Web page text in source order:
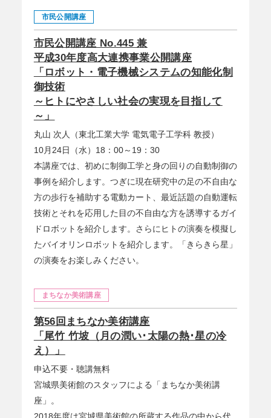
市民公開講座
市民公開講座 No.445 兼
平成30年度高大連携事業公開講座
「ロボット・電子機械システムの知能化制
御技術
～ヒトにやさしい社会の実現を目指して
～」
丸山 次人（東北工業大学 電気電子工学科 教授）
10月24日（水）18：00～19：30
本講座では、初めに制御工学と身の回りの自動制御の
事例を紹介します。つぎに現在研究中の足の不自由な
方の歩行を補助する電動カート、最近話題の自動運転
技術とそれを応用した目の不自由な方を誘導するガイ
ドロボットを紹介します。さらにヒトの演奏を模擬し
たバイオリンロボットを紹介します。「きらきら星」
の演奏をお楽しみください。
まちなか美術講座
第56回まちなか美術講座
「尾竹 竹坡（月の潤い･太陽の熱･星の冷
え）」
申込不要・聴講無料
宮城県美術館のスタッフによる「まちなか美術講
座」。